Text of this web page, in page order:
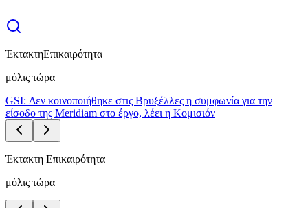
ΈκτακτηΕπικαιρότητα
μόλις τώρα
GSI: Δεν κοινοποιήθηκε στις Βρυξέλλες η συμφωνία για την
είσοδο της Meridiam στο έργο, λέει η Κομισιόν
Έκτακτη Επικαιρότητα
μόλις τώρα